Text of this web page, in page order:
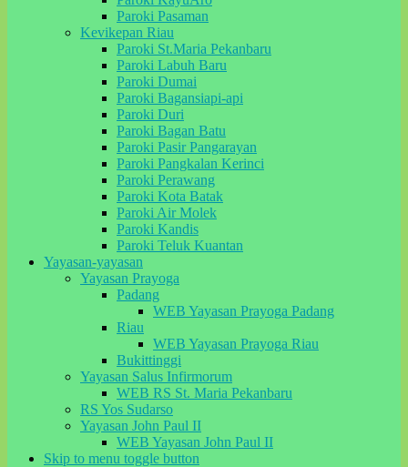
Paroki Pasaman
Kevikepan Riau
Paroki St.Maria Pekanbaru
Paroki Labuh Baru
Paroki Dumai
Paroki Bagansiapi-api
Paroki Duri
Paroki Bagan Batu
Paroki Pasir Pangarayan
Paroki Pangkalan Kerinci
Paroki Perawang
Paroki Kota Batak
Paroki Air Molek
Paroki Kandis
Paroki Teluk Kuantan
Yayasan-yayasan
Yayasan Prayoga
Padang
WEB Yayasan Prayoga Padang
Riau
WEB Yayasan Prayoga Riau
Bukittinggi
Yayasan Salus Infirmorum
WEB RS St. Maria Pekanbaru
RS Yos Sudarso
Yayasan John Paul II
WEB Yayasan John Paul II
Skip to menu toggle button